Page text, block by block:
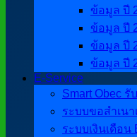
ข้อมูล ปี
ข้อมูล ปี
ข้อมูล ปี
ข้อมูล ปี
E-Service
Smart Obec
ระบบขอสำเน
ระบบเงินเดือน